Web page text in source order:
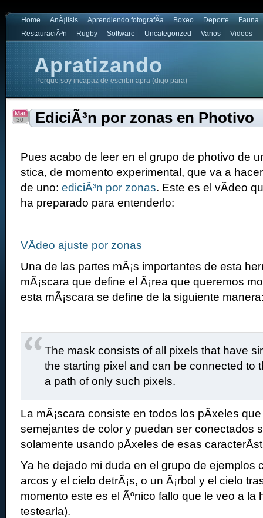
Home AnÃ¡lisis Aprendiendo fotografÃ­a Boxeo Deporte
Fauna
RestauraciÃ³n
Rugby Software Uncategorized Varios Videos
Apratizando
Porque soy incapaz de escribir apra (digo para)
EdiciÃ³n por zonas en Photivo
Mar
30
Pues acabo de leer en el grupo de photivo de
stica, de momento experimental, que va a
de uno: ediciÃ³n por zonas. Este es el vÃ­deo
ha preparado para entenderlo:
VÃ­deo ajuste por zonas
Una de las partes mÃ¡s importantes de esta
mÃ¡scara que define el Ã¡rea que queremos
esta mÃ¡scara se define de la siguiente
The mask consists of all pixels that have
the starting pixel and can be connected to
a path of only such pixels.
La mÃ¡scara consiste en todos los pÃ­xeles
semejantes de color y puedan ser conectados
solamente usando pÃ­xeles de esas
Ya he dejado mi duda en el grupo de ejemplos
arcos y el cielo detrÃ¡s, o un Ã¡rbol y el cielo
momento este es el Ãºnico fallo que le veo a la
testearla).